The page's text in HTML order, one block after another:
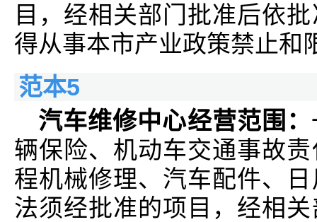
目，经相关部门批准后依
得从事本市产业政策禁止和
范本5
汽车维修中心经营范围：
辆保险、机动车交通事故
程机械修理、汽车配件、
法须经批准的项目，经相